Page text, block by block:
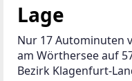
Lage
Nur 17 Autominuten
am Wörthersee auf
Bezirk Klagenfurt-